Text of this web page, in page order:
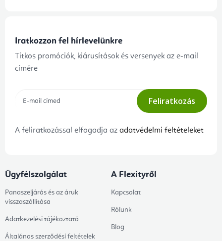
Iratkozzon fel hírlevelünkre
Titkos promóciók, kiárusítások és versenyek az e-mail
címére
Feliratkozás
A feliratkozással elfogadja az adatvédelmi feltételeket
Ügyfélszolgálat
Panaszeljárás és az áruk
visszaszállítása
Adatkezelési tájékoztató
Általános szerződési feltételek
A Flexityről
Kapcsolat
Rólunk
Blog